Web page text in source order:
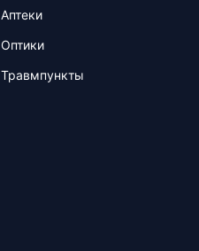
Аптеки
Оптики
Травмпункты